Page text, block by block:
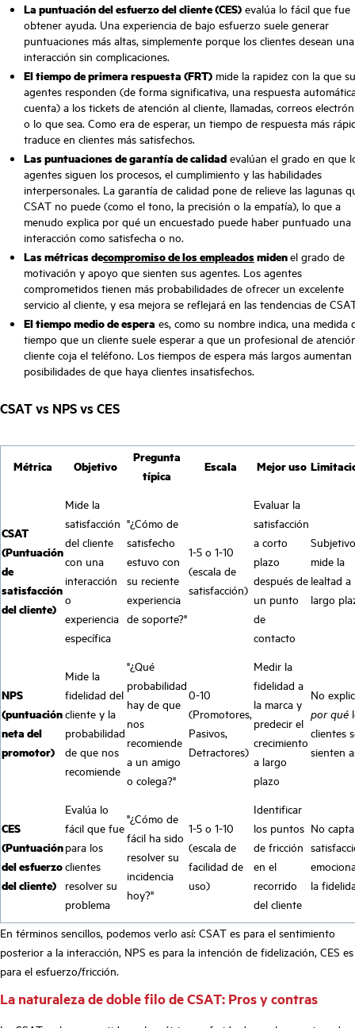
La puntuación del esfuerzo del cliente (CES) evalúa lo fácil que fue
obtener ayuda. Una experiencia de bajo esfuerzo suele generar
puntuaciones más altas, simplemente porque los clientes desean una
interacción sin complicaciones.
El tiempo de primera respuesta (FRT) mide la rapidez con la que
agentes responden (de forma significativa, una respuesta
cuenta) a los tickets de atención al cliente, llamadas, correos
o lo que sea. Como era de esperar, un tiempo de respuesta más
traduce en clientes más satisfechos.
Las puntuaciones de garantía de calidad evalúan el grado en que
agentes siguen los procesos, el cumplimiento y las habilidades
interpersonales. La garantía de calidad pone de relieve las lagunas
CSAT no puede (como el tono, la precisión o la empatía), lo que a
menudo explica por qué un encuestado puede haber puntuado una
interacción como satisfecha o no.
Las métricas decompromiso de los empleadosmidenel grado de
motivación y apoyo que sienten sus agentes. Los agentes
comprometidos tienen más probabilidades de ofrecer un excelente
servicio al cliente, y esa mejora se reflejará en las tendencias de
El tiempo medio de espera es, como su nombre indica, una medida
tiempo que un cliente suele esperar a que un profesional de
cliente coja el teléfono. Los tiempos de espera más largos aumentan
posibilidades de que haya clientes insatisfechos.
CSAT vs NPS vs CES
Métrica Objetivo
Pregunta
típica
Escala Mejor uso
CSAT
(Puntuación
de
satisfacción
del cliente)
Mide la
satisfacción
del cliente
con una
interacción
o
experiencia
específica
"¿Cómo de
satisfecho
estuvo con
su reciente
experiencia
de soporte?"
1-5 o 1-10
(escala de
satisfacción)
Evaluar la
satisfacción
a corto
plazo
después de
un punto
de
contacto
mide la
lealtad a
largo
NPS
(puntuación
neta del
promotor)
Mide la
fidelidad del
cliente y la
probabilidad
de que nos
recomiende
"¿Qué
probabilidad
hay de que
nos
recomiende
a un amigo
o colega?"
0-10
(Promotores,
Pasivos,
Detractores)
Medir la
fidelidad a
la marca y
predecir el
crecimiento
a largo
plazo
No
por qué
clientes
sienten
CES
(Puntuación
del esfuerzo
del cliente)
Evalúa lo
fácil que fue
para los
clientes
resolver su
problema
"¿Cómo de
fácil ha sido
resolver su
incidencia
hoy?"
1-5 o 1-10
(escala de
facilidad de
uso)
Identificar
los puntos
de fricción
en el
recorrido
del cliente
No
la
En términos sencillos, podemos verlo así: CSAT es para el sentimiento
posterior a la interacción, NPS es para la intención de fidelización, CES es
para el esfuerzo/fricción.
La naturaleza de doble filo de CSAT: Pros y contras